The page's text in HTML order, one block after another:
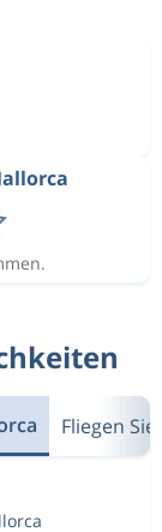
Fliegen